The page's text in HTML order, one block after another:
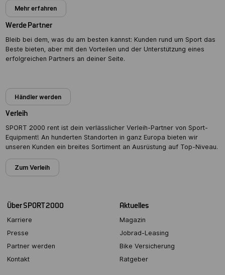
Mehr erfahren
Werde Partner
Bleib bei dem, was du am besten kannst: Kunden rund um Sport das
Beste bieten, aber mit den Vorteilen und der Unterstützung eines
erfolgreichen Partners an deiner Seite.
Händler werden
Verleih
SPORT 2000 rent ist dein verlässlicher Verleih-Partner von Sport-
Equipment! An hunderten Standorten in ganz Europa bieten wir
unseren Kunden ein breites Sortiment an Ausrüstung auf Top-Niveau.
Zum Verleih
Über SPORT 2000
Karriere
Presse
Partner werden
Kontakt
Aktuelles
Magazin
Jobrad-Leasing
Bike Versicherung
Ratgeber